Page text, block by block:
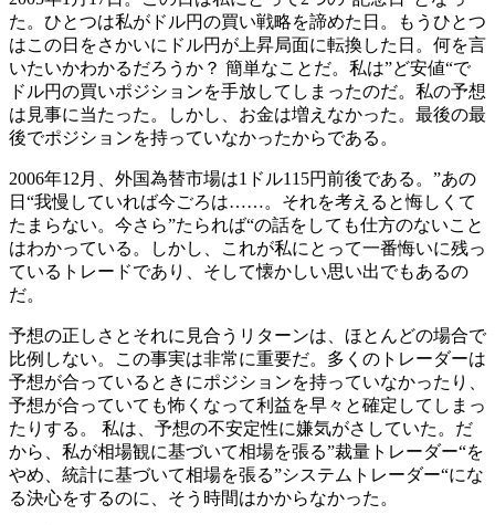
た。ひとつは私がドル円の買い戦略を諦めた日。もうひとつ
はこの日をさかいにドル円が上昇局面に転換した日。何を言
いたいかわかるだろうか？ 簡単なことだ。私は”ど安値“で
ドル円の買いポジションを手放してしまったのだ。私の予想
は見事に当たった。しかし、お金は増えなかった。最後の最
後でポジションを持っていなかったからである。
2006年12月、外国為替市場は1ドル115円前後である。”あの
日“我慢していれば今ごろは……。それを考えると悔しくて
たまらない。今さら”たられば“の話をしても仕方のないこと
はわかっている。しかし、これが私にとって一番悔いに残っ
ているトレードであり、そして懐かしい思い出でもあるの
だ。
予想の正しさとそれに見合うリターンは、ほとんどの場合で
比例しない。この事実は非常に重要だ。多くのトレーダーは
予想が合っているときにポジションを持っていなかったり、
予想が合っていても怖くなって利益を早々と確定してしまっ
たりする。 私は、予想の不安定性に嫌気がさしていた。だ
から、私が相場観に基づいて相場を張る”裁量トレーダー“を
やめ、統計に基づいて相場を張る”システムトレーダー“にな
る決心をするのに、そう時間はかからなかった。